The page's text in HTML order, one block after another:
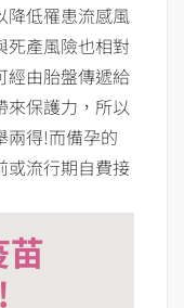
降低罹患流感風
死產風險也相對
經由胎盤傳遞給
來保護力，所以
兩得!而備孕的
或流行期自費接